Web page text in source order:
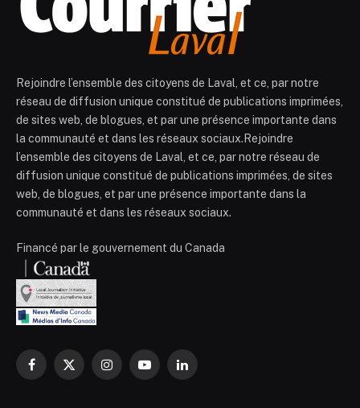
Rejoindre l’ensemble des citoyens de Laval, et ce, par notre
réseau de diffusion unique constitué de publications imprimées,
de sites web, de blogues, et par une présence importante dans
la communauté et dans les réseaux sociaux.Rejoindre
l’ensemble des citoyens de Laval, et ce, par notre réseau de
diffusion unique constitué de publications imprimées, de sites
web, de blogues, et par une présence importante dans la
communauté et dans les réseaux sociaux.
Financé par le gouvernement du Canada
Facebook
X
InstagramYouTubeLinkedIn